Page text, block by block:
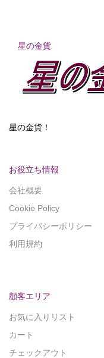
星の金貨
星の金貨！
お役立ち情報
会社概要
Cookie Policy
プライバシーポリシー
利用規約
顧客エリア
お気に入りリスト
カート
チェックアウト